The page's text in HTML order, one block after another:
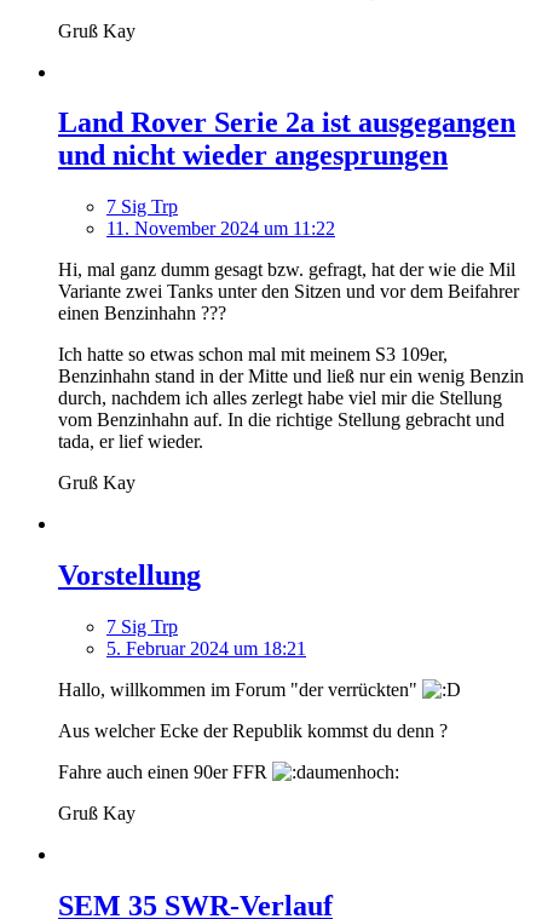
Gruß Kay
Land Rover Serie 2a ist ausgegangen
und nicht wieder angesprungen
7 Sig Trp
11. November 2024 um 11:22
Hi, mal ganz dumm gesagt bzw. gefragt, hat der wie die Mil
Variante zwei Tanks unter den Sitzen und vor dem Beifahrer
einen Benzinhahn ???
Ich hatte so etwas schon mal mit meinem S3 109er,
Benzinhahn stand in der Mitte und ließ nur ein wenig Benzin
durch, nachdem ich alles zerlegt habe viel mir die Stellung
vom Benzinhahn auf. In die richtige Stellung gebracht und
tada, er lief wieder.
Gruß Kay
Vorstellung
7 Sig Trp
5. Februar 2024 um 18:21
Hallo, willkommen im Forum "der verrückten"
Aus welcher Ecke der Republik kommst du denn ?
Fahre auch einen 90er FFR
Gruß Kay
SEM 35 SWR-Verlauf